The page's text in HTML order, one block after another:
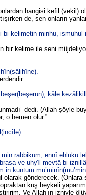
hangisi kefil (vekil)
de, sen onların
kelimetin minhu,
kelime ile seni
kâle
dedi. (Allah şöyle
o hemen olur.”
rabbikum, ennî ehluku
ve uhyîl mevtâ bi
kuntum
gönderecek.
kuş heykeli
Ve Allah’ın izniyle